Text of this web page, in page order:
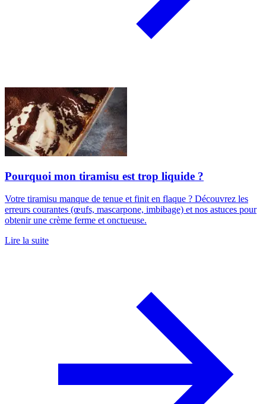
Pourquoi mon tiramisu est trop liquide ?
Votre tiramisu manque de tenue et finit en flaque ? Découvrez les
erreurs courantes (œufs, mascarpone, imbibage) et nos astuces pour
obtenir une crème ferme et onctueuse.
Lire la suite